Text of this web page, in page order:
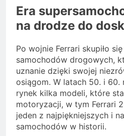
Era
na drodze do
Po wojnie Ferrari skupiło
samochodów drogowych,
uznanie dzięki swojej
osiągom. W latach 50. i 60.
rynek kilka modeli, które
motoryzacji, w tym Ferrari
jeden z najpiękniejszych i
samochodów w historii.